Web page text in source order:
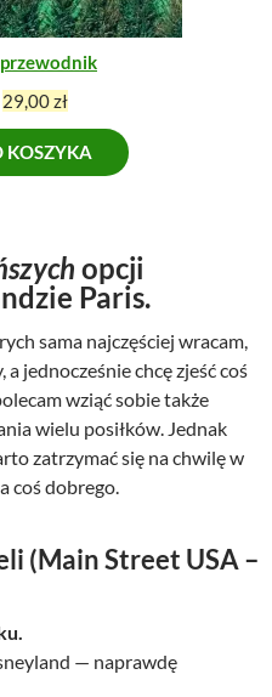
s
i
ł
a
5
0
0
z
ł
.
i
:
3
9
0
0
ł
.
P
i
e
r
t
n
a
c
e
n
n
s
a
:
29,00złA
k
t
u
n
a
c
e
n
a
w
o
i
,
KOSZYKA
opcji
Paris.
sama najczęściej wracam,
jednocześnie chcę zjeść coś
wziąć sobie także
wielu posiłków. Jednak
zatrzymać się na chwilę w
coś dobrego.
(Main Street USA –
— naprawdę